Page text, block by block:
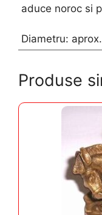
aduce noroc si
Diametru:
Produse